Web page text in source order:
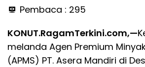
Pembaca : 295
KONUT.RagamTerkini.com,—
melanda Agen Premium
(APMS) PT. Asera Mandiri di